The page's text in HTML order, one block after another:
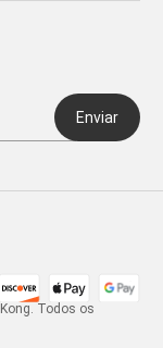
Enviar
Todos os